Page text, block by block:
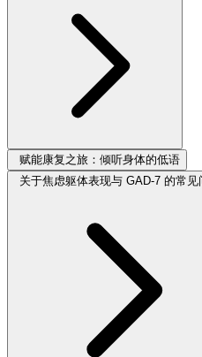
赋能康复之旅：倾听身体的低语
关于焦虑躯体表现与 GAD-7 的常见